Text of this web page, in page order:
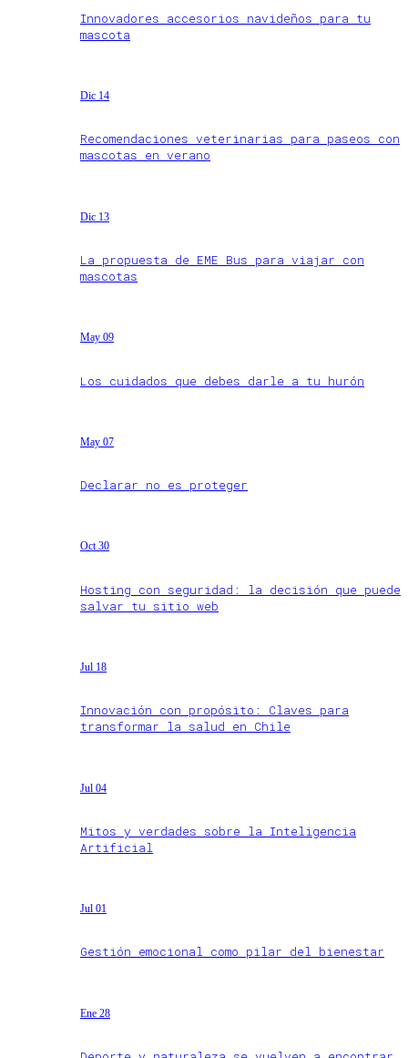
Innovadores accesorios navideños para tu
mascota
Dic 14
Recomendaciones veterinarias para paseos con
mascotas en verano
Dic 13
La propuesta de EME Bus para viajar con
mascotas
May 09
Los cuidados que debes darle a tu hurón
May 07
Declarar no es proteger
Oct 30
Hosting con seguridad: la decisión que puede
salvar tu sitio web
Jul 18
Innovación con propósito: Claves para
transformar la salud en Chile
Jul 04
Mitos y verdades sobre la Inteligencia
Artificial
Jul 01
Gestión emocional como pilar del bienestar
Ene 28